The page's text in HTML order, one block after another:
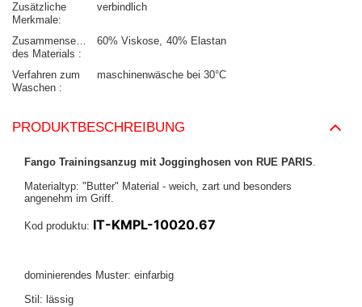
Zusätzliche
Merkmale
verbindlich
Zusammensetzung
des Materials
60% Viskose 40% Elastan
Verfahren zum
Waschen
maschinenwäsche bei 30°C
PRODUKTBESCHREIBUNG
Fango Trainingsanzug mit Jogginghosen von RUE PARIS.
Materialtyp: "Butter" Material - weich, zart und besonders
angenehm im Griff.
Kod produktu: IT-KMPL-10020.67
dominierendes Muster: einfarbig
Stil: lässig